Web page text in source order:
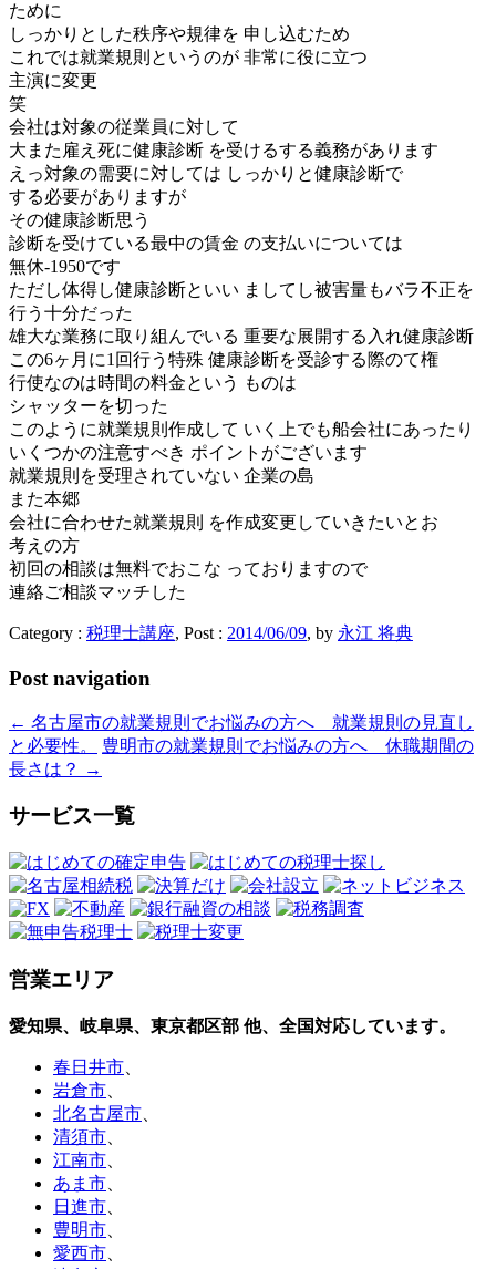
ために
しっかりとした秩序や規律を 申し込むため
これでは就業規則というのが 非常に役に立つ
主演に変更
笑
会社は対象の従業員に対して
大また雇え死に健康診断 を受けるする義務があります
えっ対象の需要に対しては しっかりと健康診断で
する必要がありますが
その健康診断思う
診断を受けている最中の賃金 の支払いについては
無休-1950です
ただし体得し健康診断といい ましてし被害量もバラ不正を
行う十分だった
雄大な業務に取り組んでいる 重要な展開する入れ健康診断
この6ヶ月に1回行う特殊 健康診断を受診する際のて権
行使なのは時間の料金という ものは
シャッターを切った
このように就業規則作成して いく上でも船会社にあったり
いくつかの注意すべき ポイントがございます
就業規則を受理されていない 企業の島
また本郷
会社に合わせた就業規則 を作成変更していきたいとお
考えの方
初回の相談は無料でおこな っておりますので
連絡ご相談マッチした
Category : 税理士講座, Post : 2014/06/09, by 永江 将典
Post navigation
← 名古屋市の就業規則でお悩みの方へ 就業規則の見直し
と必要性。
豊明市の就業規則でお悩みの方へ 休職期間の
長さは？
→
サービス一覧
営業エリア
愛知県、岐阜県、東京都区部 他、全国対応しています。
春日井市
岩倉市
北名古屋市
清須市
江南市
あま市
日進市
豊明市
愛西市